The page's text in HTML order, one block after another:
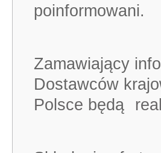
poinformowani.
Zamawiający
Dostawców
Polsce będą